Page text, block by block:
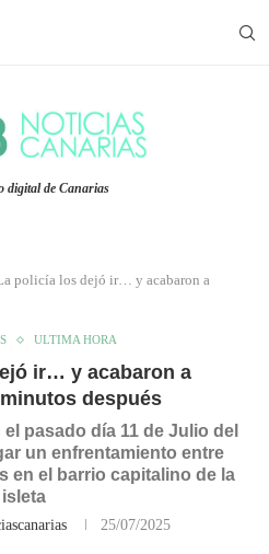
digital de Canarias
policía los dejó ir… y acabaron a
ULTIMA HORA
ir… y acabaron a
después
pasado día 11 de Julio del
un enfrentamiento entre
en el barrio capitalino de la
isleta
25/07/2025